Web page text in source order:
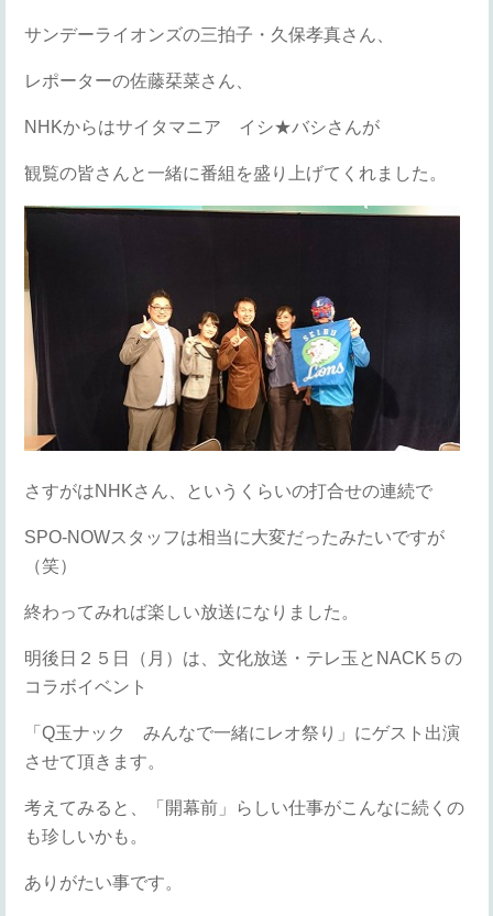
サンデーライオンズの三拍子・久保孝真さん、
レポーターの佐藤栞菜さん、
NHKからはサイタマニア イシ★バシさんが
観覧の皆さんと一緒に番組を盛り上げてくれました。
さすがはNHKさん、というくらいの打合せの連続で
SPO-NOWスタッフは相当に大変だったみたいですが
（笑）
終わってみれば楽しい放送になりました。
明後日２５日（月）は、文化放送・テレ玉とNACK５の
コラボイベント
「Q玉ナック みんなで一緒にレオ祭り」にゲスト出演
させて頂きます。
考えてみると、「開幕前」らしい仕事がこんなに続くの
も珍しいかも。
ありがたい事です。